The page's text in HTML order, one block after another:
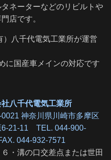
ネーターなどのリビルトや
店です。
）八千代電気工業所が運営
に国産車メインの対応です
八千代電気工業所
0021 神奈川県川崎市多摩区
6-21-11 TEL. 044-900-
044-932-7571
６・溝の口交差点または世田